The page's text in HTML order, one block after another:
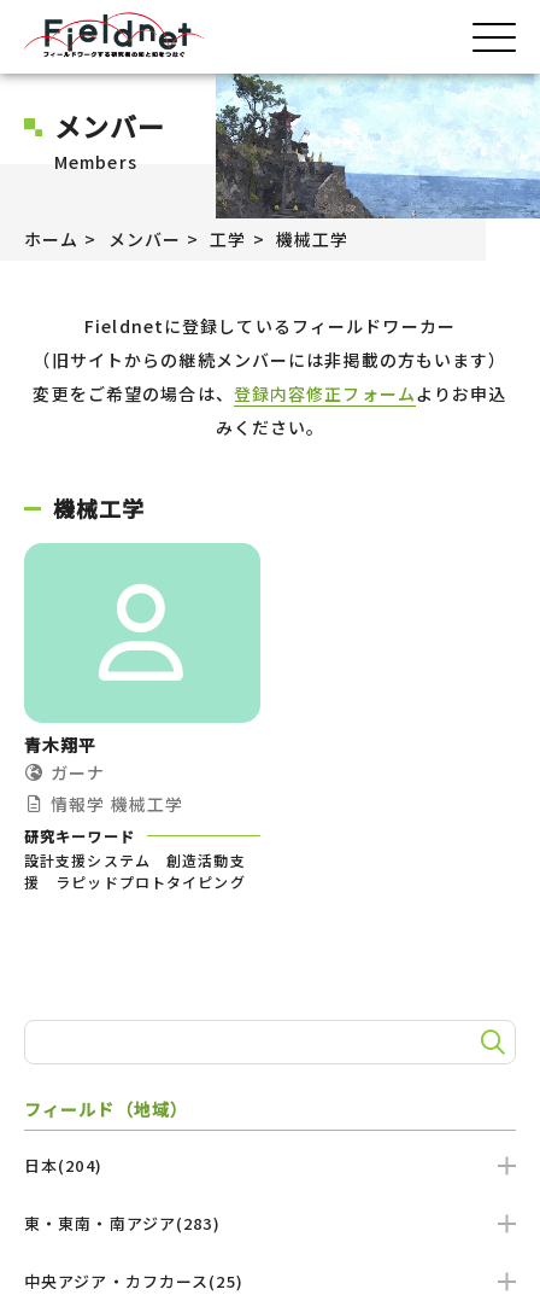
メンバー
Members
ホーム メンバー 工学 機械工学
Fieldnetに登録しているフィールドワーカー
（旧サイトからの継続メンバーには非掲載の方もいます）
変更をご希望の場合は、 登録内容修正フォームよりお申込
みください。
機械工学
青木翔平
ガーナ
情報学 機械工学
研究キーワード
設計支援システム 創造活動支
援 ラピッドプロトタイピング
フィールド（地域）
日本(204)
東・東南・南アジア(283)
中央アジア・カフカース(25)